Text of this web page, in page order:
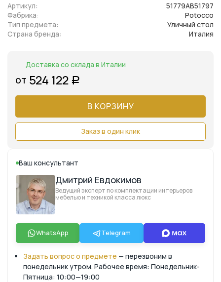
Фабрика: Potocco
Артикул:
51779AB51797
Тип предмета:
Уличный стол
Страна бренда:
Италия
Доставка со склада в Италии
от 524 122 Р
В КОРЗИНУ
Заказ в один клик
Ваш консультант
Дмитрий Евдокимов
Ведущий эксперт по комплектации интерьеров
мебелью и техникой класса люкс
WhatsApp Telegram
Задать вопрос о предмете — перезвоним в
понедельник утром. Рабочее время: Понедельник-
Пятница: 10:00—19:00